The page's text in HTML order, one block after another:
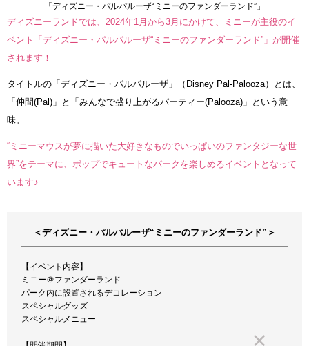
「ディズニー・パルパルーザ“ミニーのファンダーランド”」
ディズニーランドでは、2024年1月から3月にかけて、ミニーが主役のイ
ベント「ディズニー・パルパルーザ“ミニーのファンダーランド”」が開催
されます！
タイトルの「ディズニー・パルパルーザ」（Disney Pal-Palooza）とは、
「仲間(Pal)」と「みんなで盛り上がるパーティー(Palooza)」という意
味。
“ミニーマウスが夢に描いた大好きなものでいっぱいのファンタジーな世
界”をテーマに、ポップでキュートなパークを楽しめるイベントとなって
います♪
＜ディズニー・パルパルーザ“ミニーのファンダーランド”＞
【イベント内容】
ミニー＠ファンダーランド
パーク内に設置されるデコレーション
スペシャルグッズ
スペシャルメニュー